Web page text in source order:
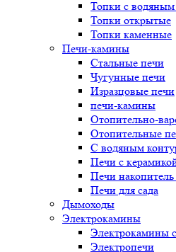
Топки с
Топки открытые
Топки каменные
Печи-камины
Стальные печи
Чугунные печи
Изразцовые печи
печи-камины
Отопительно-
Отопительные
С водяным
Печи с
Печи накопитель
Печи для сада
Дымоходы
Электрокамины
Электрокамины
Электропечи